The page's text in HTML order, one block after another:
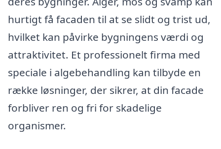
hurtigt få facaden til at se slidt og trist ud,
hvilket kan påvirke bygningens værdi og
attraktivitet. Et professionelt firma med
speciale i algebehandling kan tilbyde en
række løsninger, der sikrer, at din facade
forbliver ren og fri for skadelige
organismer.